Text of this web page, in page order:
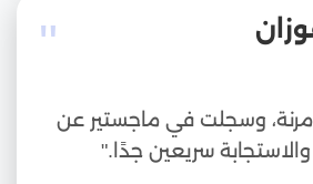
"
وسجلت في ماجستير عن
سريعين جدًا."